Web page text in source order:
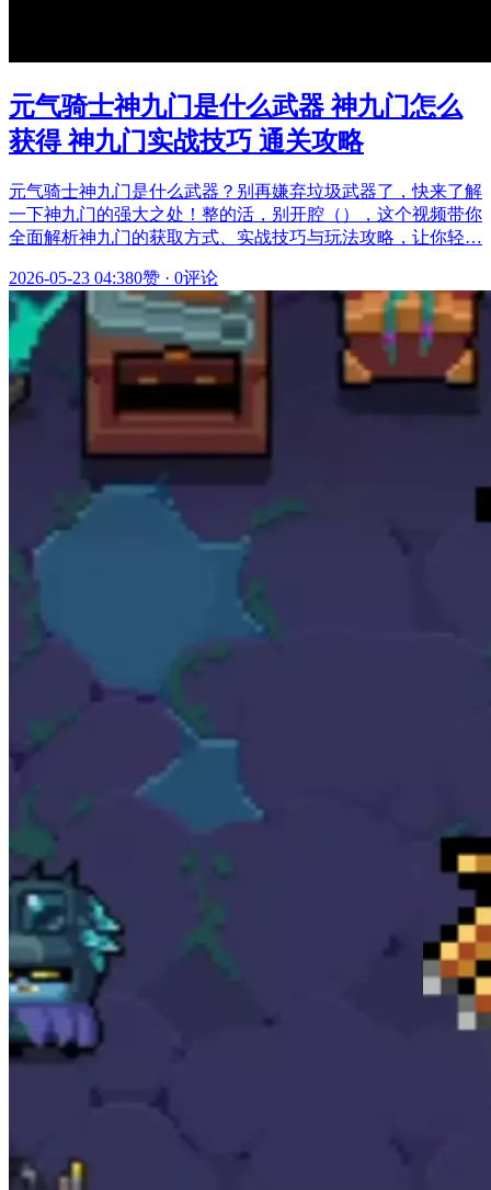
元气骑士神九门是什么武器 神九门怎么
获得 神九门实战技巧 通关攻略
元气骑士神九门是什么武器？别再嫌弃垃圾武器了，快来了解
一下神九门的强大之处！整的活，别开腔（），这个视频带你
全面解析神九门的获取方式、实战技巧与玩法攻略，让你轻…
2026-05-23 04:380赞 · 0评论